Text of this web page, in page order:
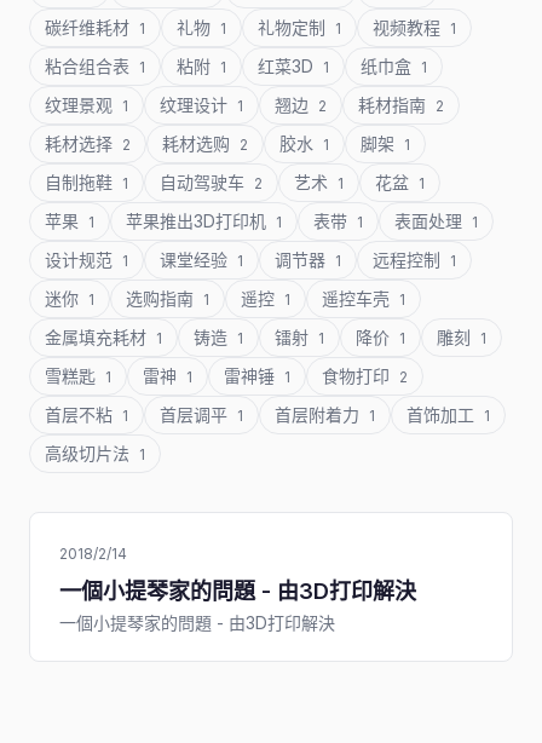
碳纤维耗材 1 礼物 1 礼物定制 1 视频教程 1
粘合组合表 1 粘附 1 红菜3D 1 纸巾盒 1
纹理景观 1 纹理设计 1 翘边 2 耗材指南 2
耗材选择 2 耗材选购 2 胶水 1 脚架 1
自制拖鞋 1 自动驾驶车 2 艺术 1 花盆 1
苹果 1 苹果推出3D打印机 1 表带 1 表面处理 1
设计规范 1 课堂经验 1 调节器 1 远程控制 1
迷你 1 选购指南 1 遥控 1 遥控车壳 1
金属填充耗材 1 铸造 1 镭射 1 降价 1 雕刻 1
雪糕匙 1 雷神 1 雷神锤 1 食物打印 2
首层不粘 1 首层调平 1 首层附着力 1 首饰加工 1
高级切片法 1
2018/2/14
一個小提琴家的問題 - 由3D打印解決
一個小提琴家的問題 - 由3D打印解決